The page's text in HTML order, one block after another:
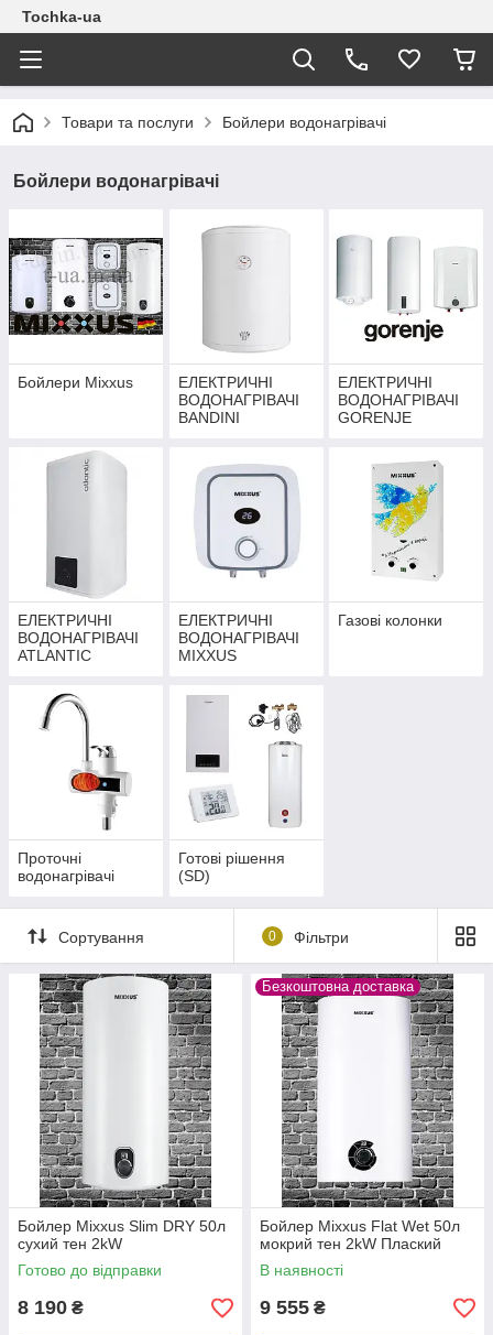
Tochka-ua
Товари та послуги Бойлери водонагрівачі
Бойлери водонагрівачі
Бойлери Mixxus
ЕЛЕКТРИЧНІ
ВОДОНАГРІВАЧІ
BANDINI
ЕЛЕКТРИЧНІ
ВОДОНАГРІВАЧІ
GORENJE
ЕЛЕКТРИЧНІ
ВОДОНАГРІВАЧІ
ATLANTIC
ЕЛЕКТРИЧНІ
ВОДОНАГРІВАЧІ
MIXXUS
Газові колонки
Проточні
водонагрівачі
Готові рішення
(SD)
Сортування 0 Фільтри
Бойлер Mixxus Slim DRY 50л
сухий тен 2kW
Готово до відправки
8 190 ₴
Безкоштовна доставка
Бойлер Mixxus Flat Wet 50л
мокрий тен 2kW Плаский
В наявності
9 555 ₴